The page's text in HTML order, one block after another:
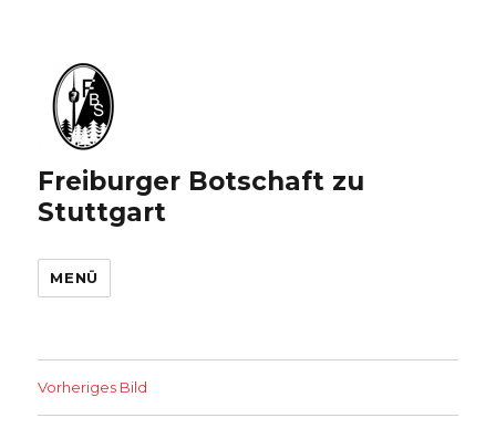
Freiburger Botschaft zu
Stuttgart
MENÜ
Vorheriges Bild